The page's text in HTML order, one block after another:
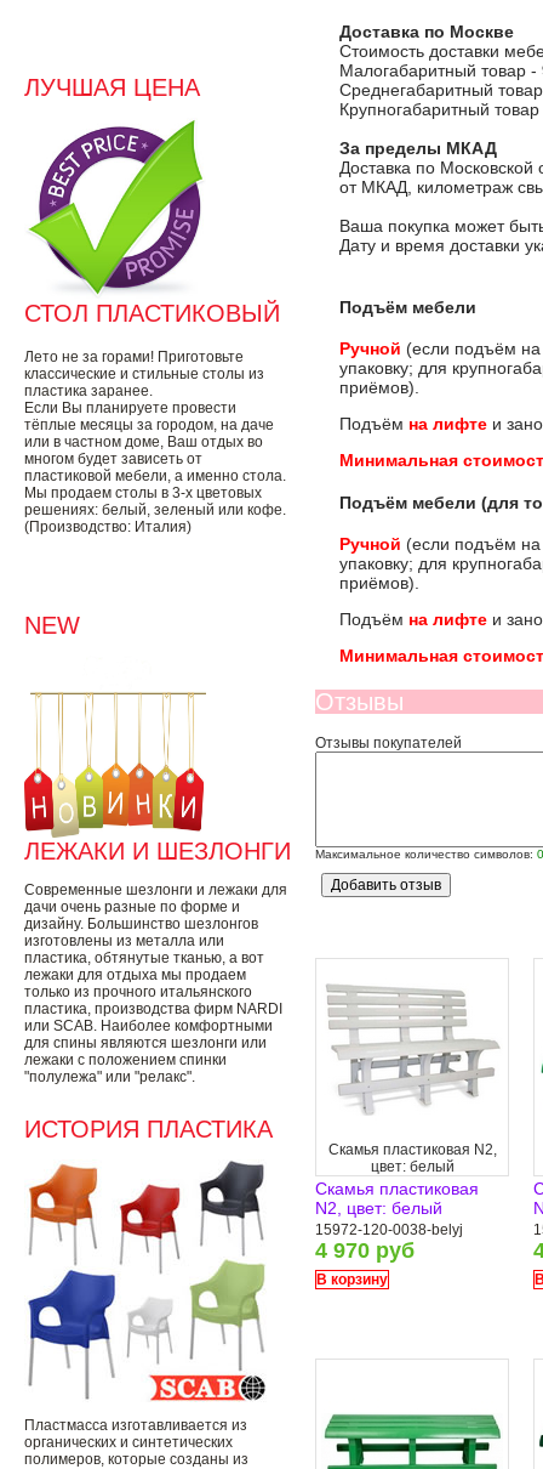
ЛУЧШАЯ ЦЕНА
СТОЛ ПЛАСТИКОВЫЙ
Лето не за горами! Приготовьте
классические и стильные столы из
пластика заранее.
Если Вы планируете провести
тёплые месяцы за городом, на даче
или в частном доме, Ваш отдых во
многом будет зависеть от
пластиковой мебели, а именно стола.
Мы продаем столы в 3-х цветовых
решениях: белый, зеленый или кофе.
(Производство: Италия)
NEW
ЛЕЖАКИ И ШЕЗЛОНГИ
Современные шезлонги и лежаки для
дачи очень разные по форме и
дизайну. Большинство шезлонгов
изготовлены из металла или
пластика, обтянутые тканью, а вот
лежаки для отдыха мы продаем
только из прочного итальянского
пластика, производства фирм NARDI
или SCAB. Наиболее комфортными
для спины являются шезлонги или
лежаки с положением спинки
"полулежа" или "релакс".
ИСТОРИЯ ПЛАСТИКА
Пластмасса изготавливается из
органических и синтетических
полимеров, которые созданы из
Доставка по Москве
Стоимость доставки
Малогабаритный товар -
Среднегабаритный
Крупногабаритный
За пределы МКАД
Доставка по
от МКАД, километраж
Ваша покупка может
Дату и время доставки
Подъём мебели
Ручной (если подъём
упаковку; для
приёмов).
Подъём на лифте и
Минимальная
Подъём мебели (для
Ручной (если подъём
упаковку; для
приёмов).
Подъём на лифте и
Минимальная
Отзывы
Отзывы покупателей
Максимальное количество символов: 0
Скамья пластиковая N2,
цвет: белый
Скамья пластиковая
N2, цвет: белый
15972-120-0038-belyj
4 970 руб
В корзину